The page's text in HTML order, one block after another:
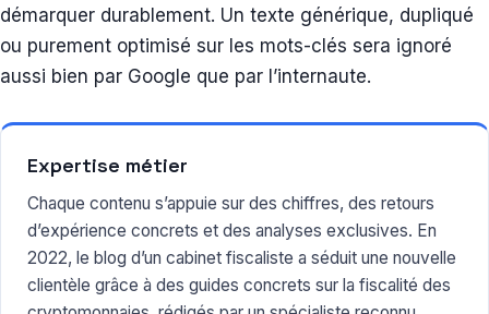
démarquer durablement. Un texte générique, dupliqué
ou purement optimisé sur les mots-clés sera ignoré
aussi bien par Google que par l’internaute.
Expertise métier
Chaque contenu s’appuie sur des chiffres, des retours
d’expérience concrets et des analyses exclusives. En
2022, le blog d’un cabinet fiscaliste a séduit une nouvelle
clientèle grâce à des guides concrets sur la fiscalité des